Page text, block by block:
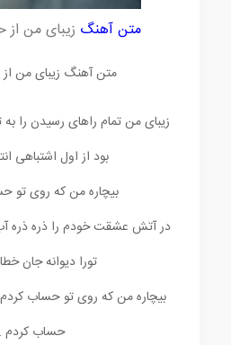
متن آهنگ زیبای من
متن آهنگ زیبای من از
زیبای من تمام راهای رسیدن را
بود از اول اشتباهی
بیچاره من که روی تو
در آتش عشقت خودم را ذره ذره
تورا دیوانه جان
بیچاره من که روی تو حساب
حساب کردم